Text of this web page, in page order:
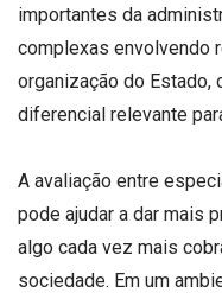
importantes da
complexas envolvendo
organização do Estado,
diferencial relevante
A avaliação entre
pode ajudar a dar mais
algo cada vez mais
sociedade. Em um